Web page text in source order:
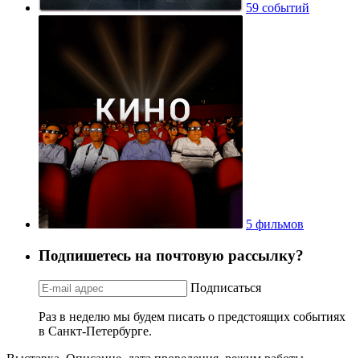
59 событий
5 фильмов
Подпишетесь на почтовую рассылку?
Подписаться
Раз в неделю мы будем писать о предстоящих событиях
в Санкт-Петербурге.